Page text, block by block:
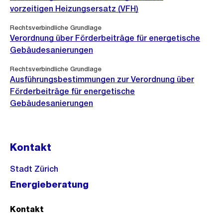
vorzeitigen Heizungsersatz (VFH)
Rechtsverbindliche Grundlage
Verordnung über Förderbeiträge für energetische
Gebäudesanierungen
Rechtsverbindliche Grundlage
Ausführungsbestimmungen zur Verordnung über
Förderbeiträge für energetische
Gebäudesanierungen
Kontakt
Stadt Zürich
Energieberatung
Kontakt